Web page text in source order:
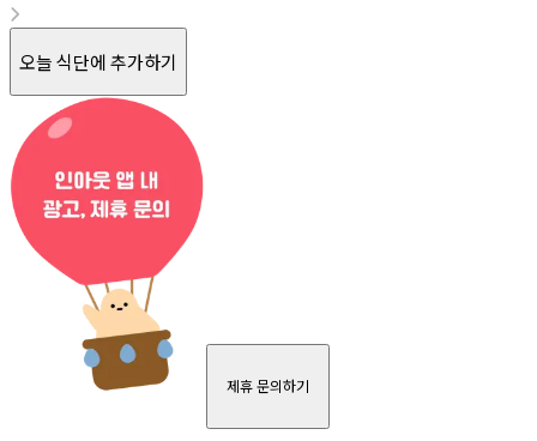
오늘 식단에 추가하기
제휴 문의하기